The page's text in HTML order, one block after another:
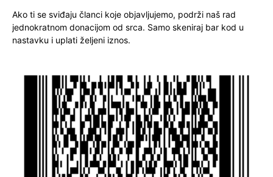
Ako ti se sviđaju članci koje objavljujemo, podrži naš rad
jednokratnom donacijom od srca. Samo skeniraj bar kod u
nastavku i uplati željeni iznos.